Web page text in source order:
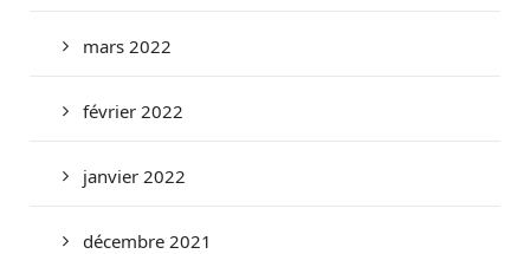
mars 2022
février 2022
janvier 2022
décembre 2021